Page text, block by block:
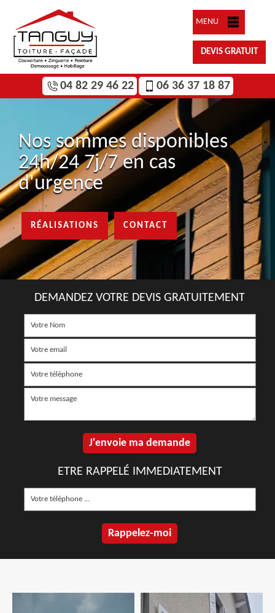
MENU
DEVIS GRATUIT
04 82 29 46 22 06 36 37 18 87
Nos sommes disponibles
24h/24 7j/7 en cas
d'urgence
RÉALISATIONS CONTACT
DEMANDEZ VOTRE DEVIS GRATUITEMENT
ETRE RAPPELÉ IMMEDIATEMENT